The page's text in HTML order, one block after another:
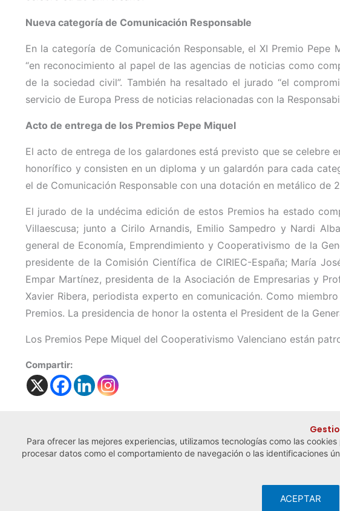
Nueva categoría de Comunicación Responsable
En la categoría de Comunicación Responsable, el XI Premio
“en reconocimiento al papel de las agencias de noticias como
de la sociedad civil”. También ha resaltado el jurado “el
servicio de Europa Press de noticias relacionadas con la
Acto de entrega de los Premios Pepe Miquel
El acto de entrega de los galardones está previsto que se celebre
honorífico y consisten en un diploma y un galardón para cada
el de Comunicación Responsable con una dotación en metálico de
El jurado de la undécima edición de estos Premios ha estado
Villaescusa; junto a Cirilo Arnandis, Emilio Sampedro y Nardi
general de Economía, Emprendimiento y Cooperativismo de la
presidente de la Comisión Científica de CIRIEC-España; María
Empar Martínez, presidenta de la Asociación de Empresarias y
Xavier Ribera, periodista experto en comunicación. Como
Premios. La presidencia de honor la ostenta el President de la
Los Premios Pepe Miquel del Cooperativismo Valenciano están
Compartir:
← Noticia anterior
Para ofrecer las mejores experiencias, utilizamos tecnologías como las
procesar datos como el comportamiento de navegación o las identificaciones
ACEPTAR